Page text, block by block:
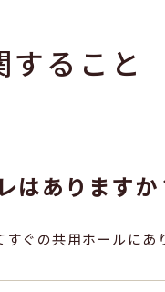
ること
はありますか
すぐの共用ホールにあ